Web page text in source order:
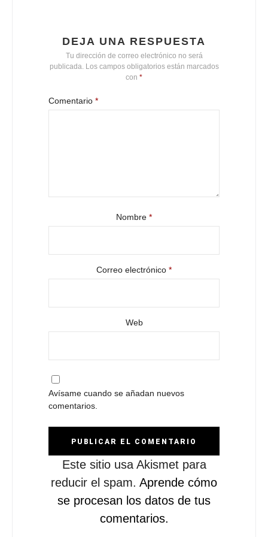
DEJA UNA RESPUESTA
Tu dirección de correo electrónico no será
publicada. Los campos obligatorios están marcados
con *
Comentario *
Nombre *
Correo electrónico *
Web
Avísame cuando se añadan nuevos
comentarios.
Este sitio usa Akismet para
reducir el spam. Aprende cómo
se procesan los datos de tus
comentarios.